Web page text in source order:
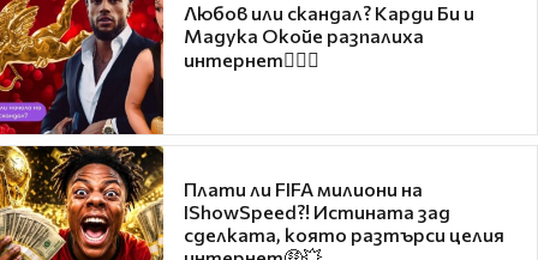
Любов или скандал? Карди Би и
Мадука Окойе разпалиха
интернет❤️‍🔥🔥
Плати ли FIFA милиони на
IShowSpeed?! Истината зад
сделката, която разтърси целия